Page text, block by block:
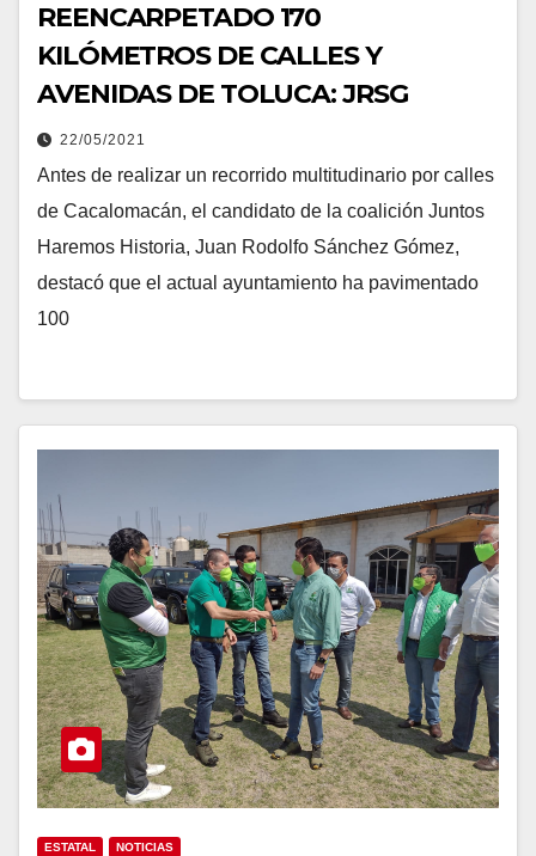
REENCARPETADO 170
KILÓMETROS DE CALLES Y
AVENIDAS DE TOLUCA: JRSG
22/05/2021
Antes de realizar un recorrido multitudinario por calles
de Cacalomacán, el candidato de la coalición Juntos
Haremos Historia, Juan Rodolfo Sánchez Gómez,
destacó que el actual ayuntamiento ha pavimentado
100
ESTATAL NOTICIAS